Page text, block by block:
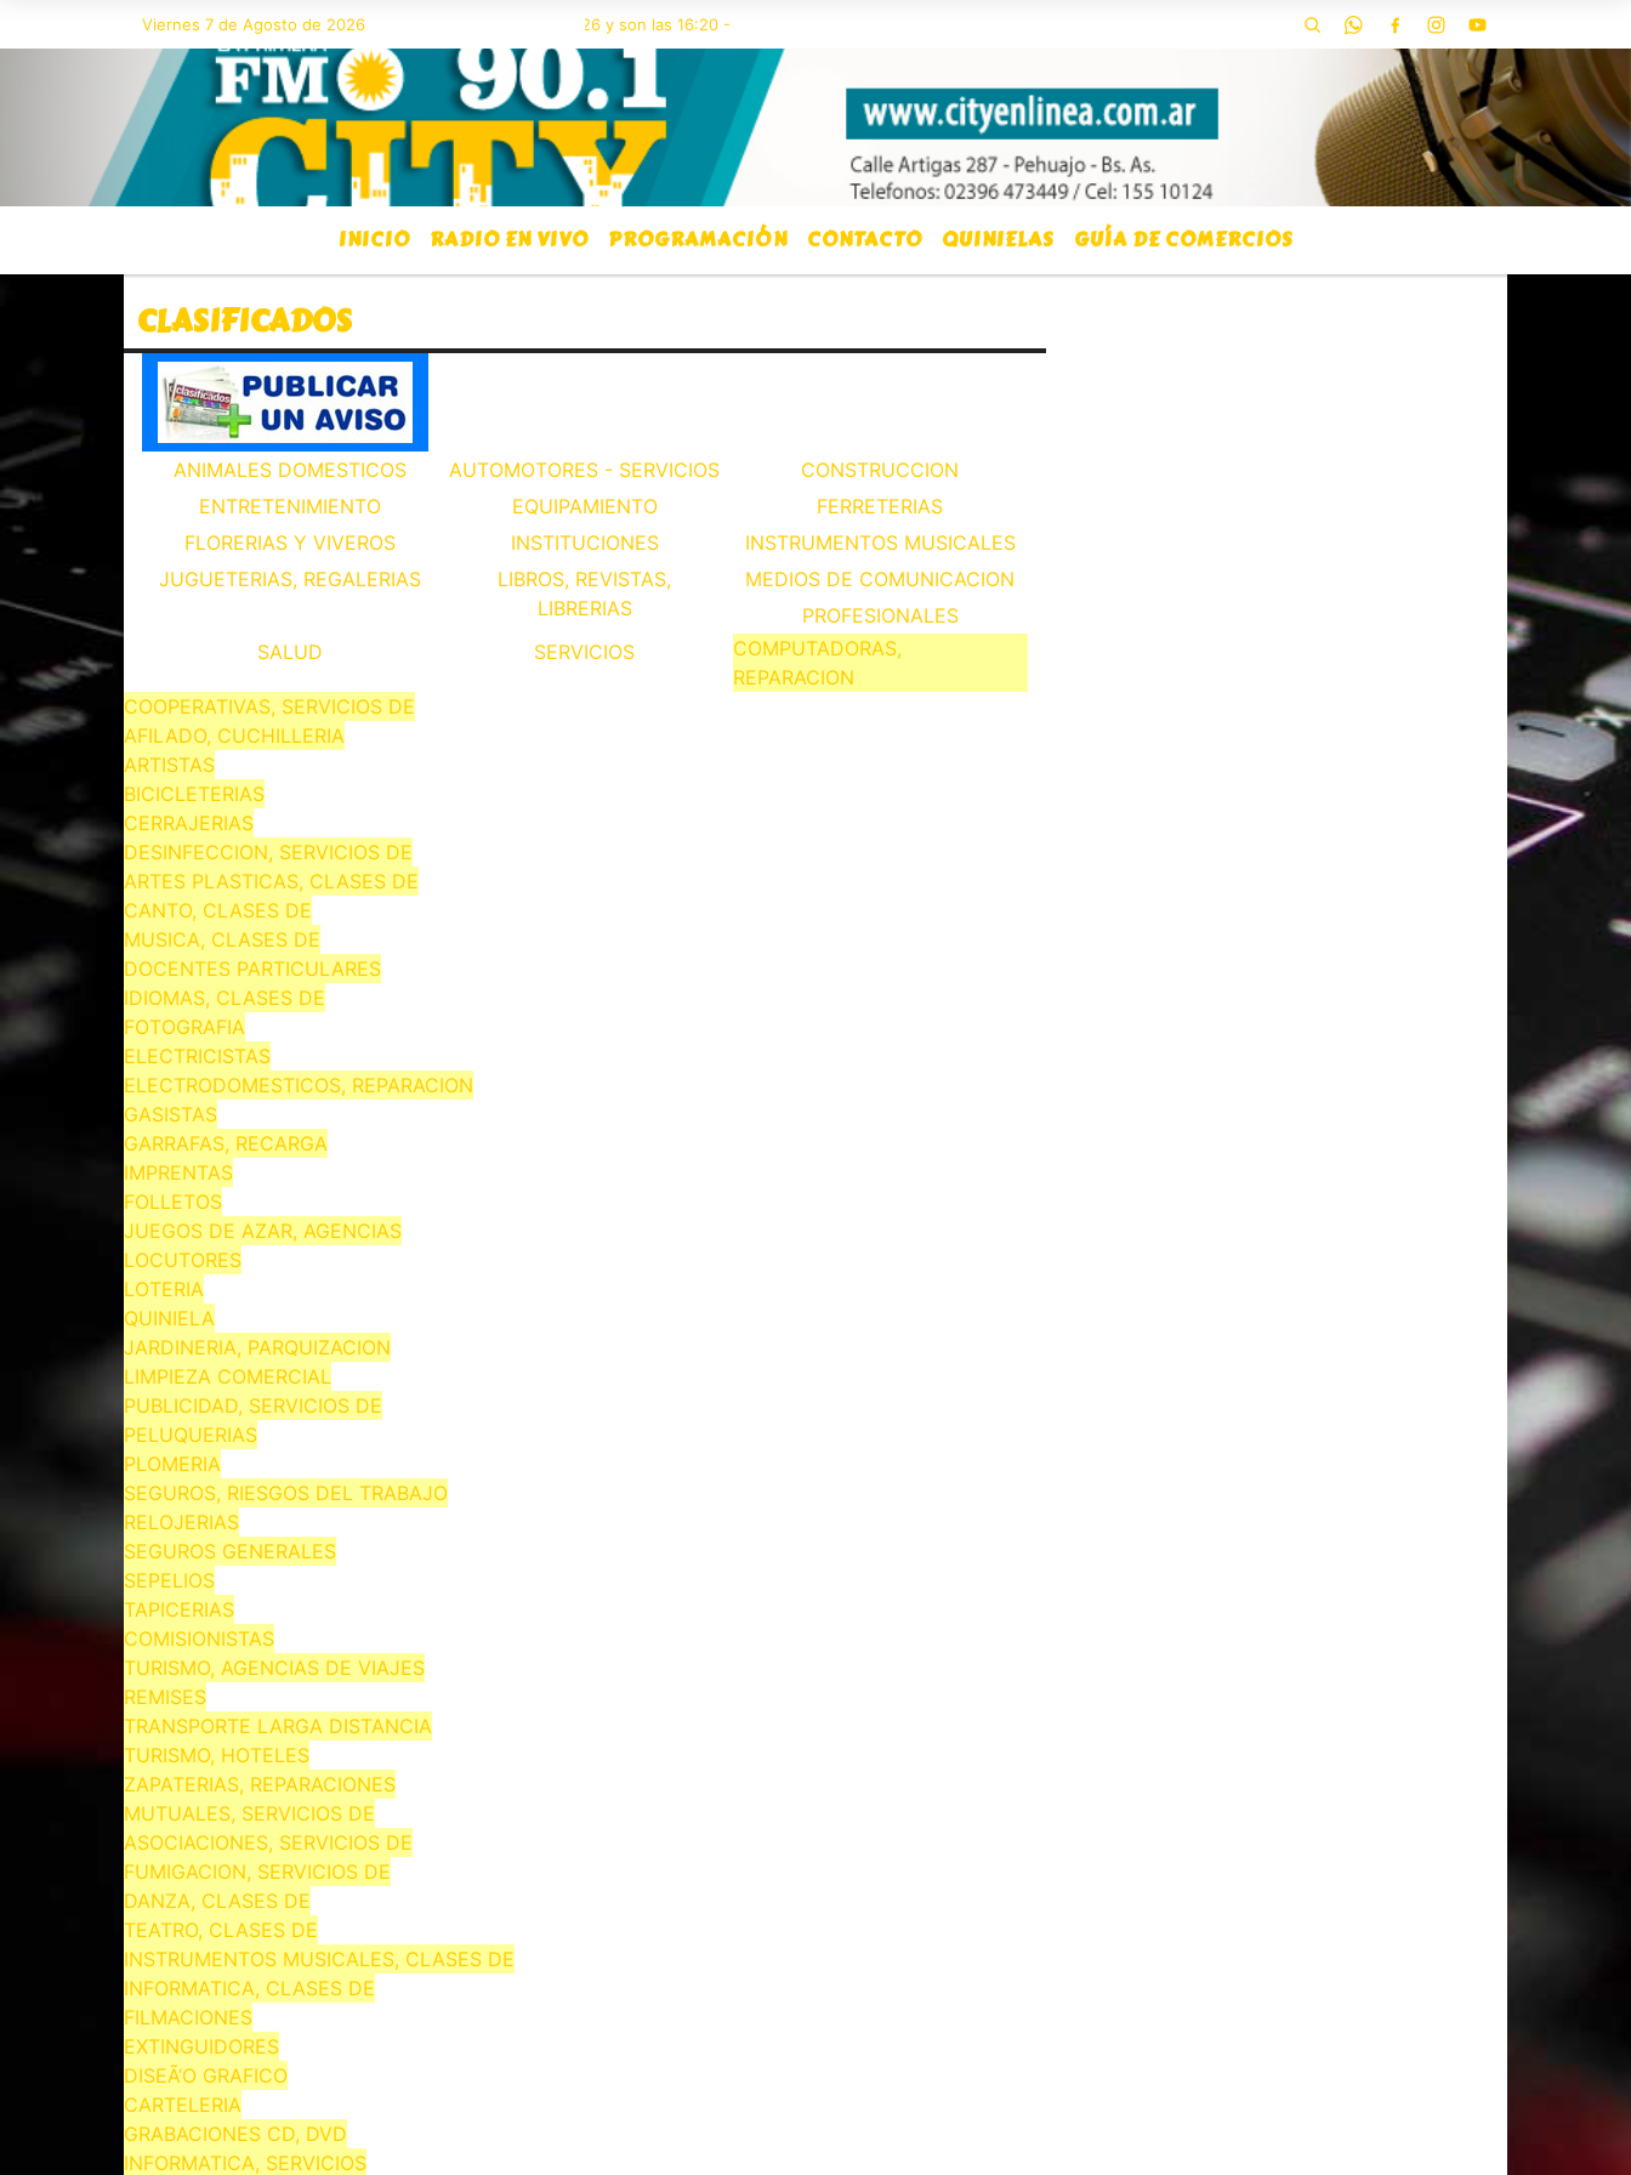
Viernes 7 de Agosto de 2026Hoy es Viernes 7 de Agosto de 2026 y son las 16:20 -
INICIO RADIO EN VIVO PROGRAMACIÓN CONTACTO QUINIELAS GUÍA DE COMERCIOS
CLASIFICADOS
ANIMALES DOMESTICOS AUTOMOTORES - SERVICIOS
CONSTRUCCION
ENTRETENIMIENTO
EQUIPAMIENTO
FERRETERIAS
FLORERIAS Y VIVEROS
INSTITUCIONES
INSTRUMENTOS MUSICALES
JUGUETERIAS, REGALERIAS
LIBROS, REVISTAS,
LIBRERIAS
MEDIOS DE COMUNICACION
PROFESIONALES
SALUD
SERVICIOS
COMPUTADORAS,
REPARACION
COOPERATIVAS, SERVICIOS DE
AFILADO, CUCHILLERIA
ARTISTAS
BICICLETERIAS
CERRAJERIAS
DESINFECCION, SERVICIOS DE
ARTES PLASTICAS, CLASES DE
CANTO, CLASES DE
MUSICA, CLASES DE
DOCENTES PARTICULARES
IDIOMAS, CLASES DE
FOTOGRAFIA
ELECTRICISTAS
ELECTRODOMESTICOS, REPARACION
GASISTAS
GARRAFAS, RECARGA
IMPRENTAS
FOLLETOS
JUEGOS DE AZAR, AGENCIAS
LOCUTORES
LOTERIA
QUINIELA
JARDINERIA, PARQUIZACION
LIMPIEZA COMERCIAL
PUBLICIDAD, SERVICIOS DE
PELUQUERIAS
PLOMERIA
SEGUROS, RIESGOS DEL TRABAJO
RELOJERIAS
SEGUROS GENERALES
SEPELIOS
TAPICERIAS
COMISIONISTAS
TURISMO, AGENCIAS DE VIAJES
REMISES
TRANSPORTE LARGA DISTANCIA
TURISMO, HOTELES
ZAPATERIAS, REPARACIONES
MUTUALES, SERVICIOS DE
ASOCIACIONES, SERVICIOS DE
FUMIGACION, SERVICIOS DE
DANZA, CLASES DE
TEATRO, CLASES DE
INSTRUMENTOS MUSICALES, CLASES DE
INFORMATICA, CLASES DE
FILMACIONES
EXTINGUIDORES
DISEÃ‘O GRAFICO
CARTELERIA
GRABACIONES CD, DVD
INFORMATICA, SERVICIOS